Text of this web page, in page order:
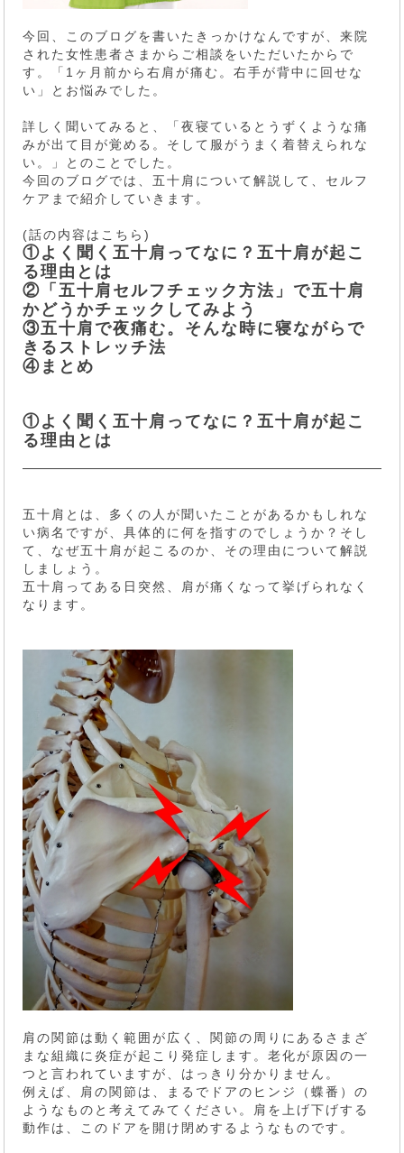
今回、このブログを書いたきっかけなんですが、来院
された女性患者さまからご相談をいただいたからで
す。「1ヶ月前から右肩が痛む。右手が背中に回せな
い」とお悩みでした。
詳しく聞いてみると、「夜寝ているとうずくような痛
みが出て目が覚める。そして服がうまく着替えられな
い。」とのことでした。
今回のブログでは、五十肩について解説して、セルフ
ケアまで紹介していきます。
(話の内容はこちら)
①よく聞く五十肩ってなに？五十肩が起こ
る理由とは
②「五十肩セルフチェック方法」で五十肩
かどうかチェックしてみよう
③五十肩で夜痛む。そんな時に寝ながらで
きるストレッチ法
④まとめ
①よく聞く五十肩ってなに？五十肩が起こ
る理由とは
五十肩とは、多くの人が聞いたことがあるかもしれな
い病名ですが、具体的に何を指すのでしょうか？そし
て、なぜ五十肩が起こるのか、その理由について解説
しましょう。
五十肩ってある日突然、肩が痛くなって挙げられなく
なります。
肩の関節は動く範囲が広く、関節の周りにあるさまざ
まな組織に炎症が起こり発症します。老化が原因の一
つと言われていますが、はっきり分かりません。
例えば、肩の関節は、まるでドアのヒンジ（蝶番）の
ようなものと考えてみてください。肩を上げ下げする
動作は、このドアを開け閉めするようなものです。